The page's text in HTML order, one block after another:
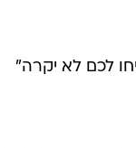
לכם לא יקרה"